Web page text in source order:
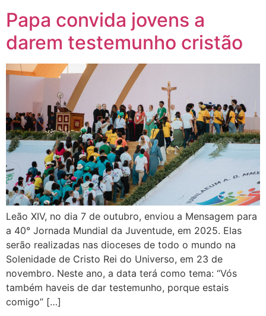
Papa convida jovens a
darem testemunho cristão
Leão XIV, no dia 7 de outubro, enviou a Mensagem para
a 40° Jornada Mundial da Juventude, em 2025. Elas
serão realizadas nas dioceses de todo o mundo na
Solenidade de Cristo Rei do Universo, em 23 de
novembro. Neste ano, a data terá como tema: “Vós
também haveis de dar testemunho, porque estais
comigo” […]